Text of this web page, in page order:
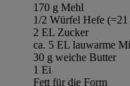
170 g Mehl
1/2 Würfel Hefe (=21
2 EL Zucker
ca. 5 EL lauwarme
30 g weiche Butter
1 Ei
Fett für die Form